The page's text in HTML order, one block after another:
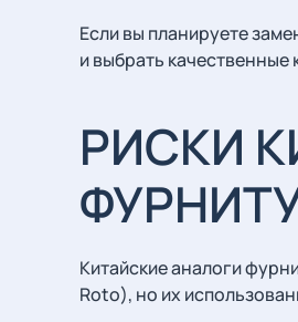
Если вы планируете
и выбрать
РИСКИ
Китайские аналоги
Roto), но их